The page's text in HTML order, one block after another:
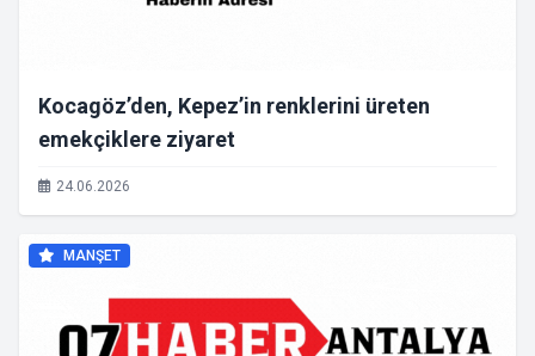
Kocagöz’den, Kepez’in renklerini üreten
emekçiklere ziyaret
24.06.2026
MANŞET